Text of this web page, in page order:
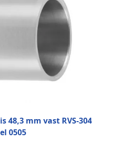
48,3 mm vast RVS-304
0505